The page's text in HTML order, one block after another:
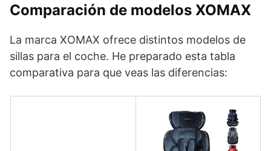
Comparación de modelos XOMAX
La marca XOMAX ofrece distintos modelos de
sillas para el coche. He preparado esta tabla
comparativa para que veas las diferencias: